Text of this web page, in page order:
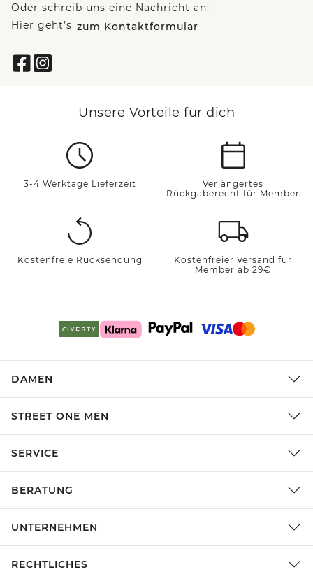
Oder schreib uns eine Nachricht an:
Hier geht’s zum Kontaktformular
Unsere Vorteile für dich
3-4 Werktage Lieferzeit
Verlängertes
Rückgaberecht für Member
Kostenfreie Rücksendung
Kostenfreier Versand für
Member ab 29€
DAMEN
STREET ONE MEN
SERVICE
BERATUNG
UNTERNEHMEN
RECHTLICHES